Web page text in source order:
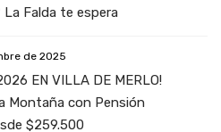
La Falda te espera
de 2025
EN VILLA DE MERLO!
Montaña con Pensión
$259.500